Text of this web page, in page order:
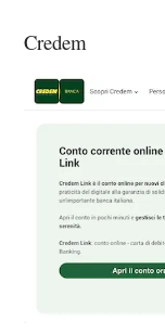
Credem